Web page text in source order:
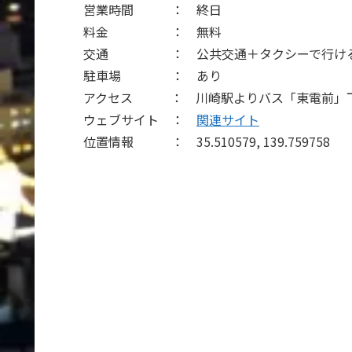
営業時間 ： 終日
料金 ： 無料
交通 ： 公共交通＋タクシーで行け
駐車場 ： あり
アクセス ： 川崎駅よりバス「東電前」
ウェブサイト ： 関連サイト
位置情報 ： 35.510579, 139.759758